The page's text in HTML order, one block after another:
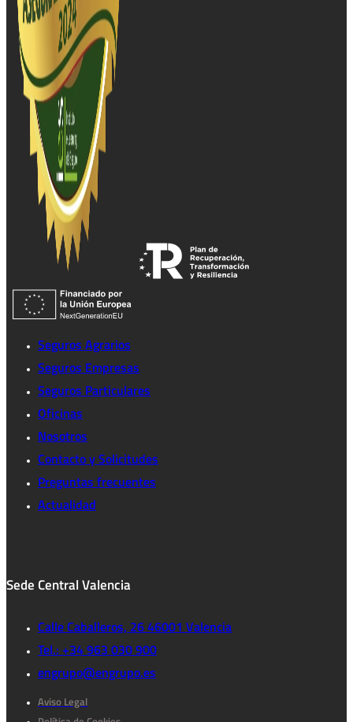
Seguros Agrarios
Seguros Empresas
Seguros Particulares
Oficinas
Nosotros
Contacto y Solicitudes
Preguntas frecuentes
Actualidad
Sede Central Valencia
Calle Caballeros, 26 46001 Valencia
Tel.: +34 963 030 900
engrupo@engrupo.es
Aviso Legal